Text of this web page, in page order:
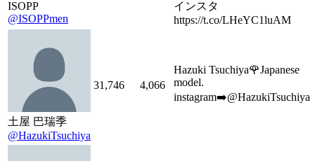
ISOPP
@ISOPPmen
インスタ
https://t.co/LHeYC1luAM
土屋 巴瑞季
@HazukiTsuchiya
31,746 4,066
Hazuki Tsuchiya🌹Japanese
model.
instagram➡️@HazukiTsuchiya